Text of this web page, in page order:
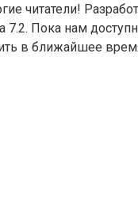
читатели!
7.2. Пока нам
в ближайшее